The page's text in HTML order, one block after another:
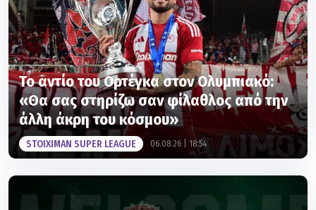
Το αντίο του Ορτέγκα στον Ολυμπιακό:
«Θα σας στηρίζω σαν φίλαθλος από την
άλλη άκρη του κόσμου»
STOIXIMAN SUPER LEAGUE 06.08.26 | 18:54